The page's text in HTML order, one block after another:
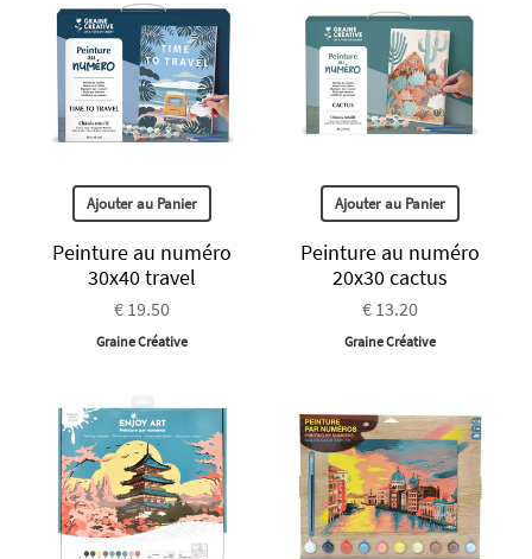
Ajouter au Panier
Peinture au numéro
30x40 travel
€ 19.50
Graine Créative
Ajouter au Panier
Peinture au numéro
20x30 cactus
€ 13.20
Graine Créative